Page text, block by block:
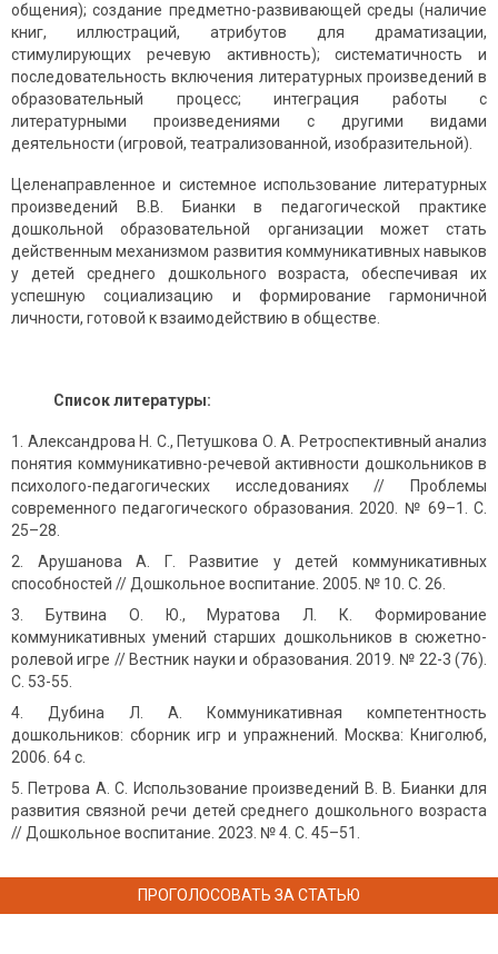
общения); создание предметно-развивающей среды (наличие
книг, иллюстраций, атрибутов для драматизации,
стимулирующих речевую активность); систематичность и
последовательность включения литературных произведений в
образовательный процесс; интеграция работы с
литературными произведениями с другими видами
деятельности (игровой, театрализованной, изобразительной).
Целенаправленное и системное использование литературных
произведений В.В. Бианки в педагогической практике
дошкольной образовательной организации может стать
действенным механизмом развития коммуникативных навыков
у детей среднего дошкольного возраста, обеспечивая их
успешную социализацию и формирование гармоничной
личности, готовой к взаимодействию в обществе.
Список литературы:
Александрова Н. С., Петушкова О. А. Ретроспективный анализ
понятия коммуникативно-речевой активности дошкольников в
психолого-педагогических исследованиях // Проблемы
современного педагогического образования. 2020. № 69–1. С.
25–28.
Арушанова А. Г. Развитие у детей коммуникативных
способностей // Дошкольное воспитание. 2005. № 10. С. 26.
Бутвина О. Ю., Муратова Л. К. Формирование
коммуникативных умений старших дошкольников в сюжетно-
ролевой игре // Вестник науки и образования. 2019. № 22-3 (76).
С. 53-55.
Дубина Л. А. Коммуникативная компетентность
дошкольников: сборник игр и упражнений. Москва: Книголюб,
2006. 64 с.
Петрова А. С. Использование произведений В. В. Бианки для
развития связной речи детей среднего дошкольного возраста
// Дошкольное воспитание. 2023. № 4. С. 45–51.
ПРОГОЛОСОВАТЬ ЗА СТАТЬЮ